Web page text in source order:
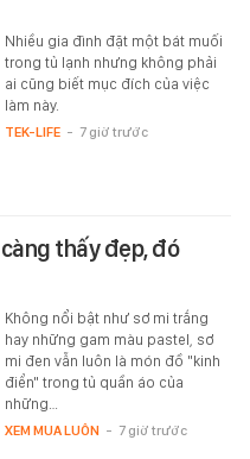
Nhiều gia đình đặt một bát muối
trong tủ lạnh nhưng không phải
ai cũng biết mục đích của việc
làm này.
TEK-LIFE - 7 giờ trước
thấy đẹp, đó
Không nổi bật như sơ mi trắng
hay những gam màu pastel, sơ
mi đen vẫn luôn là món đồ "kinh
điển" trong tủ quần áo của
những…
XEM MUA LUÔN - 7 giờ trước